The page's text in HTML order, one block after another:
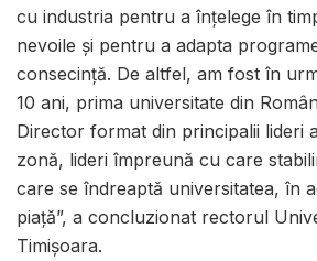
cu industria pentru a înțelege în
nevoile și pentru a adapta
consecință. De altfel, am fost în
10 ani, prima universitate din
Director format din principalii lideri
zonă, lideri împreună cu care
care se îndreaptă universitatea, în
piață”, a concluzionat rectorul
Timișoara.